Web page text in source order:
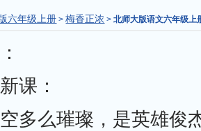
六年级上册 >梅香正浓 >北师大版语文六年级上
课：
多么璀璨，是英雄俊